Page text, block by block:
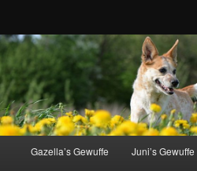
Gazella’s Gewuffe Juni’s Gewuffe